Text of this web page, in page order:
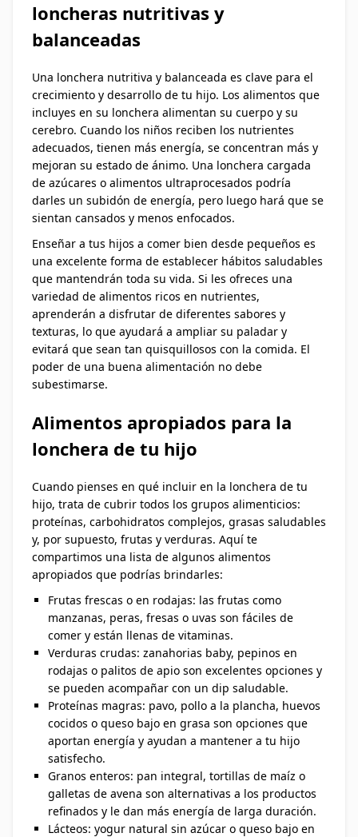
loncheras nutritivas y
balanceadas
Una lonchera nutritiva y balanceada es clave para el
crecimiento y desarrollo de tu hijo. Los alimentos que
incluyes en su lonchera alimentan su cuerpo y su
cerebro. Cuando los niños reciben los nutrientes
adecuados, tienen más energía, se concentran más y
mejoran su estado de ánimo. Una lonchera cargada
de azúcares o alimentos ultraprocesados podría
darles un subidón de energía, pero luego hará que se
sientan cansados y menos enfocados.
Enseñar a tus hijos a comer bien desde pequeños es
una excelente forma de establecer hábitos saludables
que mantendrán toda su vida. Si les ofreces una
variedad de alimentos ricos en nutrientes,
aprenderán a disfrutar de diferentes sabores y
texturas, lo que ayudará a ampliar su paladar y
evitará que sean tan quisquillosos con la comida. El
poder de una buena alimentación no debe
subestimarse.
Alimentos apropiados para la
lonchera de tu hijo
Cuando pienses en qué incluir en la lonchera de tu
hijo, trata de cubrir todos los grupos alimenticios:
proteínas, carbohidratos complejos, grasas saludables
y, por supuesto, frutas y verduras. Aquí te
compartimos una lista de algunos alimentos
apropiados que podrías brindarles:
Frutas frescas o en rodajas: las frutas como
manzanas, peras, fresas o uvas son fáciles de
comer y están llenas de vitaminas.
Verduras crudas: zanahorias baby, pepinos en
rodajas o palitos de apio son excelentes opciones y
se pueden acompañar con un dip saludable.
Proteínas magras: pavo, pollo a la plancha, huevos
cocidos o queso bajo en grasa son opciones que
aportan energía y ayudan a mantener a tu hijo
satisfecho.
Granos enteros: pan integral, tortillas de maíz o
galletas de avena son alternativas a los productos
refinados y le dan más energía de larga duración.
Lácteos: yogur natural sin azúcar o queso bajo en